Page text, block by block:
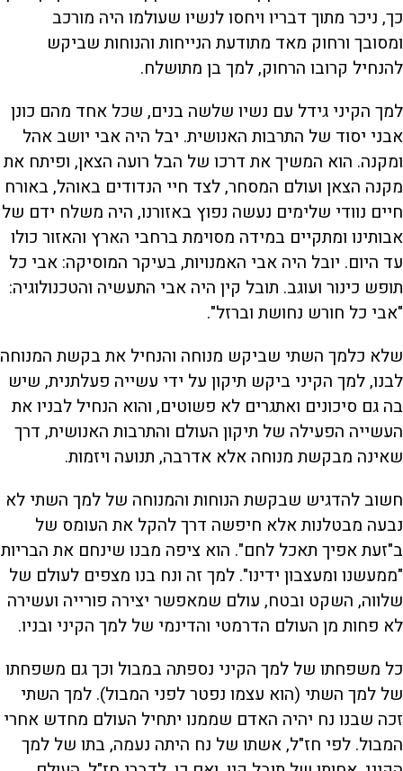
כך, ניכר מתוך דבריו ויחסו לנשיו שעולמו היה מורכב
ומסובך ורחוק מאד מתודעת הנייחות והנוחות שביקש
להנחיל קרובו הרחוק, למך בן מתושלח.
למך הקיני גידל עם נשיו שלשה בנים, שכל אחד מהם כונן
אבני יסוד של התרבות האנושית. יבל היה אבי יושב אהל
ומקנה. הוא המשיך את דרכו של הבל רועה הצאן, ופיתח את
מקנה הצאן ועולם המסחר, לצד חיי הנדודים באוהל, באורח
חיים נוודי שלימים נעשה נפוץ באזורנו, היה משלח ידם של
אבותינו ומתקיים במידה מסוימת ברחבי הארץ והאזור כולו
עד היום. יובל היה אבי האמנויות, בעיקר המוסיקה: אבי כל
תופש כינור ועוגב. תובל קין היה אבי התעשיה והטכנולוגיה:
"אבי כל חורש נחושת וברזל".
שלא כלמך השתי שביקש מנוחה והנחיל את בקשת המנוחה
לבנו, למך הקיני ביקש תיקון על ידי עשייה פעלתנית, שיש
בה גם סיכונים ואתגרים לא פשוטים, והוא הנחיל לבניו את
העשייה הפעילה של תיקון העולם והתרבות האנושית, דרך
שאינה מבקשת מנוחה אלא אדרבה, תנועה ויזמות.
חשוב להדגיש שבקשת הנוחות והמנוחה של למך השתי לא
נבעה מבטלנות אלא חיפשה דרך להקל את העומס של
ב"זעת אפיך תאכל לחם". הוא ציפה מבנו שינחם את הבריות
"ממעשנו ומעצבון ידינו". למך זה ונח בנו מצפים לעולם של
שלווה, השקט ובטח, עולם שמאפשר יצירה פורייה ועשירה
לא פחות מן העולם הדרמטי והדינמי של למך הקיני ובניו.
כל משפחתו של למך הקיני נספתה במבול וכך גם משפחתו
של למך השתי (הוא עצמו נפטר לפני המבול). למך השתי
זכה שבנו נח יהיה האדם שממנו יתחיל העולם מחדש אחרי
המבול. לפי חז"ל, אשתו של נח היתה נעמה, בתו של למך